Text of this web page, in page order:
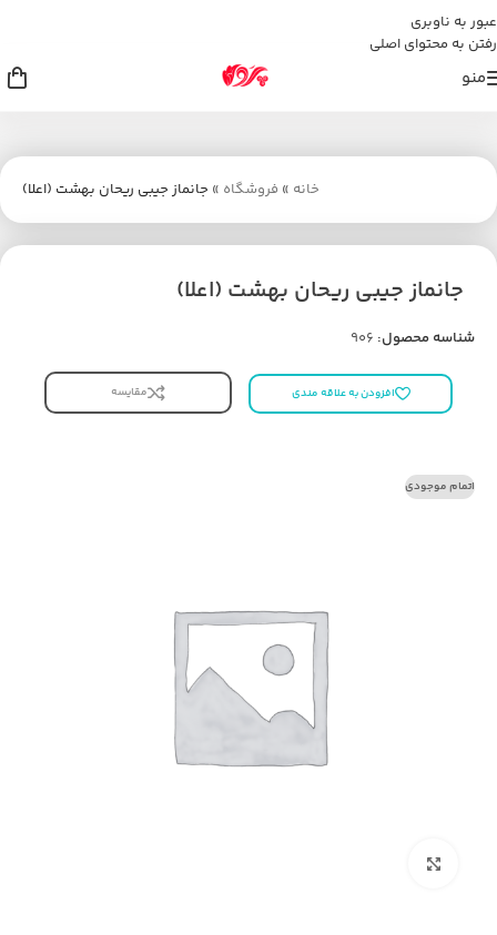
عبور به ناوبری
رفتن به محتوای اصلی
منو
خانه » فروشگاه » جانماز جیبی ریحان بهشت (اعلا)
جانماز جیبی ریحان بهشت (اعلا)
شناسه محصول: 906
افزودن به علاقه مندی مقایسه
اتمام موجودی